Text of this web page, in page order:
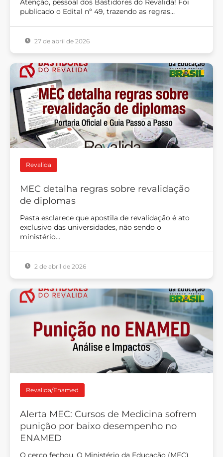
Atenção, pessoal dos Bastidores do Revalida! Foi
publicado o Edital nº 49, trazendo as regras…
27 de abril de 2026
Revalida
MEC detalha regras sobre revalidação
de diplomas
Pasta esclarece que apostila de revalidação é ato
exclusivo das universidades, não sendo o
ministério…
2 de abril de 2026
Revalida/Enamed
Alerta MEC: Cursos de Medicina sofrem
punição por baixo desempenho no
ENAMED
O cerco fechou. O Ministério da Educação (MEC)